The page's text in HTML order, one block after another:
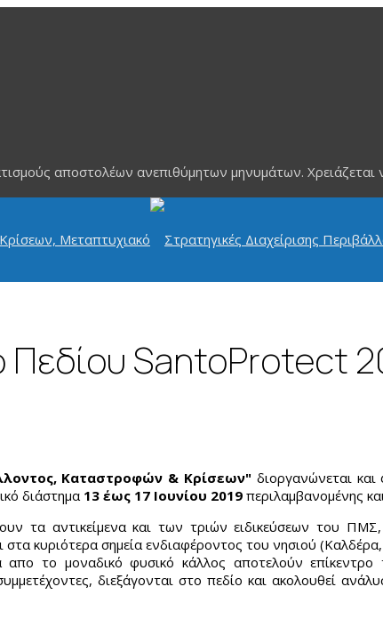
αποστολέων ανεπιθύμητων μηνυμάτων. Χρειάζεται
SantoProtect
Καταστροφών & Κρίσεων" διοργανώνεται
διάστημα13 έως 17 Ιουνίου 2019 περιλαμβανομένης
τα αντικείμενα και των τριών ειδικεύσεων του
στα κυριότερα σημεία ενδιαφέροντος του νησιού
το μοναδικό φυσικό κάλλος αποτελούν επίκεντρο
διεξάγονται στο πεδίο και ακολουθεί